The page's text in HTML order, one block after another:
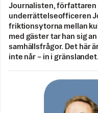
Journalisten, författaren
underrättelseofficeren
friktionsytorna mellan
med gäster tar han sig
samhällsfrågor. Det här
inte når – in i gränslandet.